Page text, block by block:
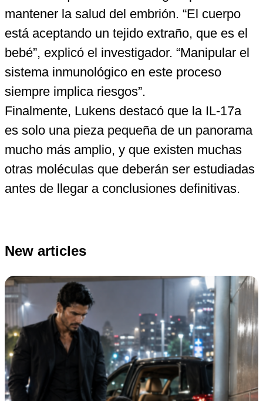
mantener la salud del embrión. “El cuerpo
está aceptando un tejido extraño, que es el
bebé”, explicó el investigador. “Manipular el
sistema inmunológico en este proceso
siempre implica riesgos”.
Finalmente, Lukens destacó que la IL-17a
es solo una pieza pequeña de un panorama
mucho más amplio, y que existen muchas
otras moléculas que deberán ser estudiadas
antes de llegar a conclusiones definitivas.
New articles